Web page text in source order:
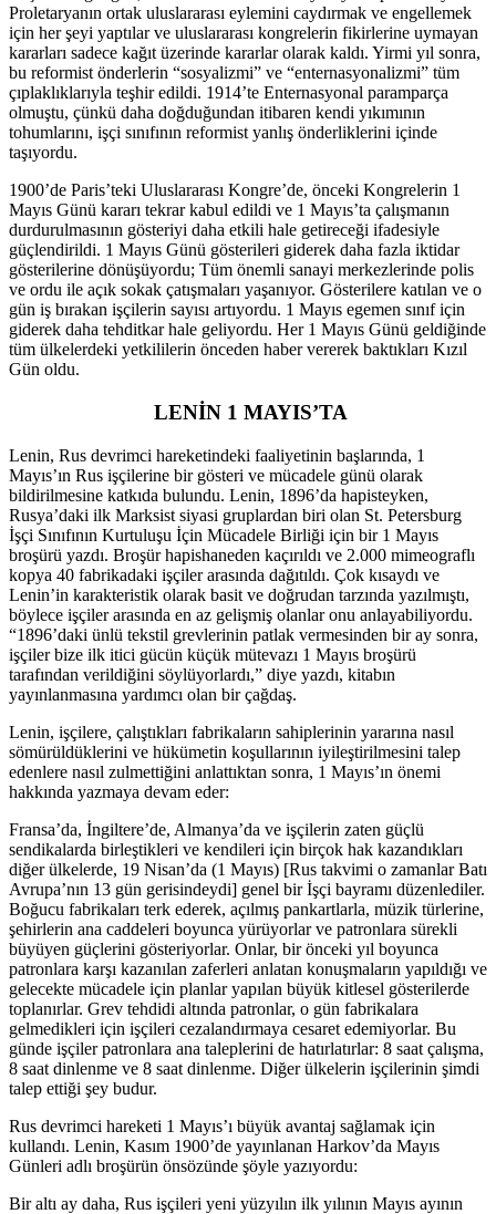
Proletaryanın ortak uluslararası eylemini caydırmak ve engellemek
için her şeyi yaptılar ve uluslararası kongrelerin fikirlerine uymayan
kararları sadece kağıt üzerinde kararlar olarak kaldı. Yirmi yıl sonra,
bu reformist önderlerin “sosyalizmi” ve “enternasyonalizmi” tüm
çıplaklıklarıyla teşhir edildi. 1914’te Enternasyonal paramparça
olmuştu, çünkü daha doğduğundan itibaren kendi yıkımının
tohumlarını, işçi sınıfının reformist yanlış önderliklerini içinde
taşıyordu.
1900’de Paris’teki Uluslararası Kongre’de, önceki Kongrelerin 1
Mayıs Günü kararı tekrar kabul edildi ve 1 Mayıs’ta çalışmanın
durdurulmasının gösteriyi daha etkili hale getireceği ifadesiyle
güçlendirildi. 1 Mayıs Günü gösterileri giderek daha fazla iktidar
gösterilerine dönüşüyordu; Tüm önemli sanayi merkezlerinde polis
ve ordu ile açık sokak çatışmaları yaşanıyor. Gösterilere katılan ve o
gün iş bırakan işçilerin sayısı artıyordu. 1 Mayıs egemen sınıf için
giderek daha tehditkar hale geliyordu. Her 1 Mayıs Günü geldiğinde
tüm ülkelerdeki yetkililerin önceden haber vererek baktıkları Kızıl
Gün oldu.
LENİN 1 MAYIS’TA
Lenin, Rus devrimci hareketindeki faaliyetinin başlarında, 1
Mayıs’ın Rus işçilerine bir gösteri ve mücadele günü olarak
bildirilmesine katkıda bulundu. Lenin, 1896’da hapisteyken,
Rusya’daki ilk Marksist siyasi gruplardan biri olan St. Petersburg
İşçi Sınıfının Kurtuluşu İçin Mücadele Birliği için bir 1 Mayıs
broşürü yazdı. Broşür hapishaneden kaçırıldı ve 2.000 mimeograflı
kopya 40 fabrikadaki işçiler arasında dağıtıldı. Çok kısaydı ve
Lenin’in karakteristik olarak basit ve doğrudan tarzında yazılmıştı,
böylece işçiler arasında en az gelişmiş olanlar onu anlayabiliyordu.
“1896’daki ünlü tekstil grevlerinin patlak vermesinden bir ay sonra,
işçiler bize ilk itici gücün küçük mütevazı 1 Mayıs broşürü
tarafından verildiğini söylüyorlardı,” diye yazdı, kitabın
yayınlanmasına yardımcı olan bir çağdaş.
Lenin, işçilere, çalıştıkları fabrikaların sahiplerinin yararına nasıl
sömürüldüklerini ve hükümetin koşullarının iyileştirilmesini talep
edenlere nasıl zulmettiğini anlattıktan sonra, 1 Mayıs’ın önemi
hakkında yazmaya devam eder:
Fransa’da, İngiltere’de, Almanya’da ve işçilerin zaten güçlü
sendikalarda birleştikleri ve kendileri için birçok hak kazandıkları
diğer ülkelerde, 19 Nisan’da (1 Mayıs) [Rus takvimi o zamanlar Batı
Avrupa’nın 13 gün gerisindeydi] genel bir İşçi bayramı düzenlediler.
Boğucu fabrikaları terk ederek, açılmış pankartlarla, müzik türlerine,
şehirlerin ana caddeleri boyunca yürüyorlar ve patronlara sürekli
büyüyen güçlerini gösteriyorlar. Onlar, bir önceki yıl boyunca
patronlara karşı kazanılan zaferleri anlatan konuşmaların yapıldığı ve
gelecekte mücadele için planlar yapılan büyük kitlesel gösterilerde
toplanırlar. Grev tehdidi altında patronlar, o gün fabrikalara
gelmedikleri için işçileri cezalandırmaya cesaret edemiyorlar. Bu
günde işçiler patronlara ana taleplerini de hatırlatırlar: 8 saat çalışma,
8 saat dinlenme ve 8 saat dinlenme. Diğer ülkelerin işçilerinin şimdi
talep ettiği şey budur.
Rus devrimci hareketi 1 Mayıs’ı büyük avantaj sağlamak için
kullandı. Lenin, Kasım 1900’de yayınlanan Harkov’da Mayıs
Günleri adlı broşürün önsözünde şöyle yazıyordu:
Bir altı ay daha, Rus işçileri yeni yüzyılın ilk yılının Mayıs ayının